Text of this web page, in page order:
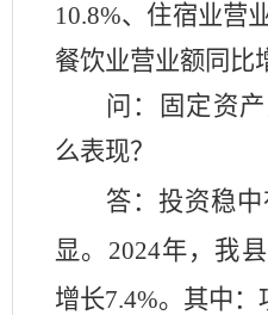
10.8%、住宿业营
餐饮业营业额同比
问：固定资
么表现？
答：投资稳
显。 2024年，我
增长7.4%。其中